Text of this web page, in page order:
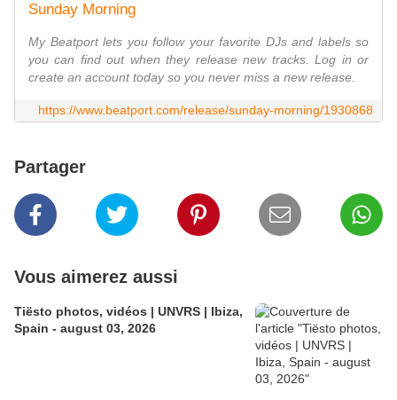
Sunday Morning
My Beatport lets you follow your favorite DJs and labels so
you can find out when they release new tracks. Log in or
create an account today so you never miss a new release.
https://www.beatport.com/release/sunday-morning/1930868
Partager
Vous aimerez aussi
Tiësto photos, vidéos | UNVRS | Ibiza,
Spain - august 03, 2026